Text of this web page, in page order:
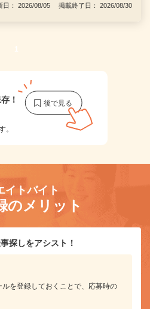
日： 2026/08/05 掲載終了日： 2026/08/30
1
！
。
イトバイト
のメリット
探しをアシスト！
を登録しておくことで、応募時の